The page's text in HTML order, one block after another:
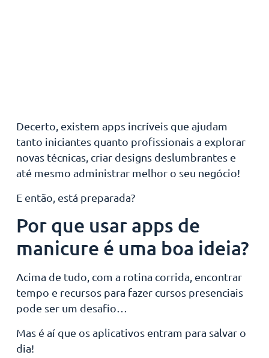
Decerto, existem apps incríveis que ajudam
tanto iniciantes quanto profissionais a explorar
novas técnicas, criar designs deslumbrantes e
até mesmo administrar melhor o seu negócio!
E então, está preparada?
Por que usar apps de
manicure é uma boa ideia?
Acima de tudo, com a rotina corrida, encontrar
tempo e recursos para fazer cursos presenciais
pode ser um desafio…
Mas é aí que os aplicativos entram para salvar o
dia!